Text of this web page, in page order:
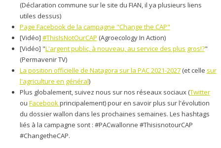
(Déclaration commune sur le site du FIAN, il ya plusieurs liens
utiles dessus)
Page Facebook de la campagne "Change the CAP"
[Vidéo] #ThisIsNotOurCAP (Agroecology In Action)
[Vidéo] "L'argent public, à nouveau, au service des plus gros!?"
(Permavenir TV)
La position officielle de Natagora sur la PAC 2021-2027(et celle sur
l'agriculture en général)
Plus globalement, suivez nous sur nos réseaux sociaux (Twitter
ou Facebookprincipalement) pour en savoir plus sur l'évolution
du dossier wallon dans les prochaines semaines. Les hashtags
liés à la campagne sont : #PACwallonne #ThisisnotourCAP
#ChangetheCAP.